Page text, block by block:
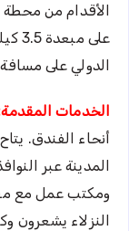
الأقدام من محطة
الدولي على مسافة 45 كيلو متر.
الخدمات
أنحاء الفندق.
المدينة عبر
ومكتب عمل مع
النزلاء يشعرون